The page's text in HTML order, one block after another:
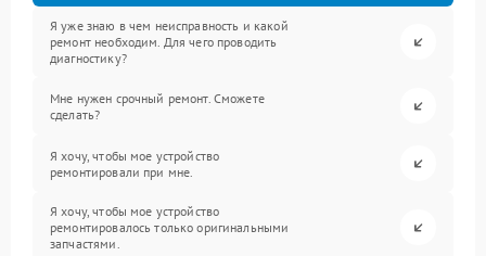
Я уже знаю в чем неисправность и какой
ремонт необходим. Для чего проводить
диагностику?
Мне нужен срочный ремонт. Сможете
сделать?
Я хочу, чтобы мое устройство
ремонтировали при мне.
Я хочу, чтобы мое устройство
ремонтировалось только оригинальными
запчастями.